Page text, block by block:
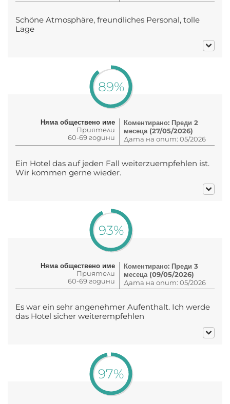
Schöne Atmosphäre, freundliches Personal, tolle
Lage
89%
Няма обществено име
Приятели
60-69 години
Коментирано: Преди 2
месеца (27/05/2026)
Дата на опит: 05/2026
Ein Hotel das auf jeden Fall weiterzuempfehlen ist.
Wir kommen gerne wieder.
93%
Няма обществено име
Приятели
60-69 години
Коментирано: Преди 3
месеца (09/05/2026)
Дата на опит: 05/2026
Es war ein sehr angenehmer Aufenthalt. Ich werde
das Hotel sicher weiterempfehlen
97%